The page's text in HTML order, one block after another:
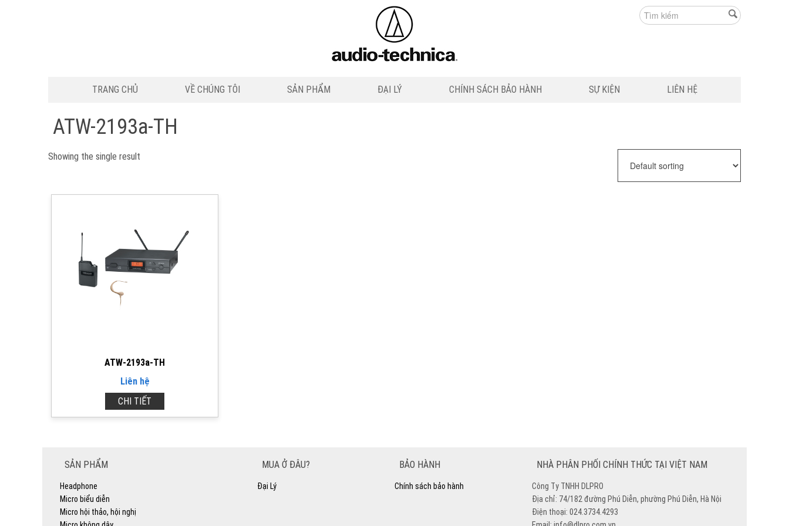
TRANG CHỦ VỀ CHÚNG TÔI SẢN PHẨM ĐẠI LÝ CHÍNH SÁCH BẢO HÀNH SỰ KIỆN LIÊN HỆ
ATW-2193a-TH
Showing the single result
ATW-2193a-TH
Liên hệ
CHI TIẾT
SẢN PHẨM
Headphone
Micro biểu diễn
Micro hội thảo, hội nghị
MUA Ở ĐÂU?
Đại Lý
BẢO HÀNH
Chính sách bảo hành
NHÀ PHÂN PHỐI CHÍNH THỨC TẠI VIỆT NAM
Công Ty TNHH DLPRO
Địa chỉ: 74/182 đường Phú Diễn, phường Phú Diễn, Hà Nội
Điện thoại: 024.3734.4293